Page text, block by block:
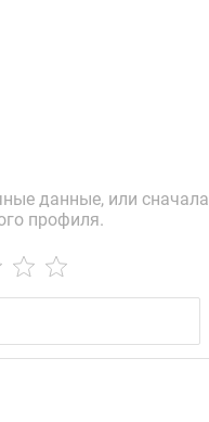
данные, или сначала
профиля.